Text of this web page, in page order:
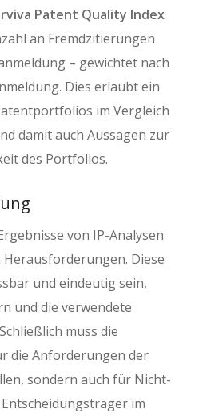
Patent Quality Index
an Fremdzitierungen
– gewichtet nach
Dies erlaubt ein
im Vergleich
damit auch Aussagen zur
des Portfolios.
von IP-Analysen
Diese
und eindeutig sein,
und die verwendete
muss die
die Anforderungen der
sondern auch für Nicht-
im